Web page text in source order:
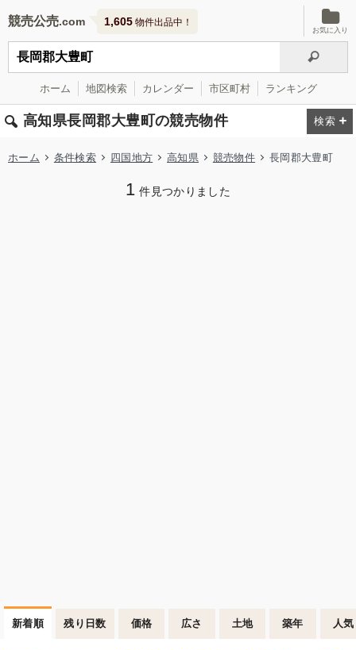
競売公売 1,605 物件出品中！
お気に入り
ホーム 地図検索 カレンダー 市区町村 ランキング
高知県長岡郡大豊町の競売物件
ホーム 条件検索 四国地方 高知県 競売物件 長岡郡大豊町
1 件見つかりました
新着順 残り日数 価格 広さ 土地 築年 人気